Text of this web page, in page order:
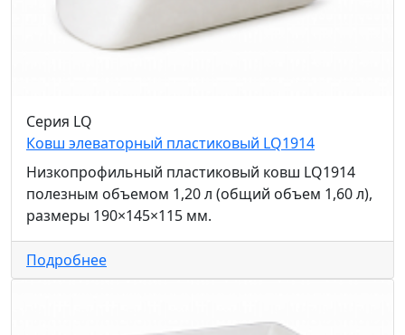
Серия LQ
Ковш элеваторный пластиковый LQ1914
Низкопрофильный пластиковый ковш LQ1914
полезным объемом 1,20 л (общий объем 1,60 л),
размеры 190×145×115 мм.
Подробнее